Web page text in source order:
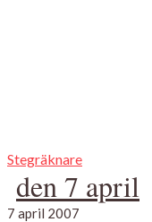
Stegräknare
den 7 april
7 april 2007